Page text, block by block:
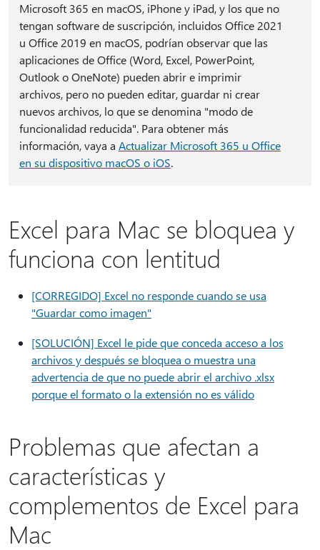
Microsoft 365 en macOS, iPhone y iPad, y los que no
tengan software de suscripción, incluidos Office 2021
u Office 2019 en macOS, podrían observar que las
aplicaciones de Office (Word, Excel, PowerPoint,
Outlook o OneNote) pueden abrir e imprimir
archivos, pero no pueden editar, guardar ni crear
nuevos archivos, lo que se denomina "modo de
funcionalidad reducida". Para obtener más
información, vaya a Actualizar Microsoft 365 u Office
en su dispositivo macOS o iOS.
Excel para Mac se bloquea y
funciona con lentitud
[CORREGIDO] Excel no responde cuando se usa
"Guardar como imagen"
[SOLUCIÓN] Excel le pide que conceda acceso a los
archivos y después se bloquea o muestra una
advertencia de que no puede abrir el archivo .xlsx
porque el formato o la extensión no es válido
Problemas que afectan a
características y
complementos de Excel para
Mac